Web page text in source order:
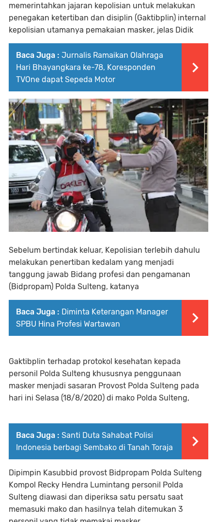
memerintahkan jajaran kepolisian untuk melakukan
penegakan ketertiban dan disiplin (Gaktibplin) internal
kepolisian utamanya pemakaian masker, jelas Didik
Baca Juga : Jurnalis Ramaikan Olahraga
Hari Bhayangkara ke-78, Koresponden
TVOne dapat Sepeda Motor
Sebelum bertindak keluar, Kepolisian terlebih dahulu
melakukan penertiban kedalam yang menjadi
tanggung jawab Bidang profesi dan pengamanan
(Bidpropam) Polda Sulteng, katanya
Baca Juga : Diminta Keterangan Manager
SPBU Hina Profesi Wartawan
Gaktibplin terhadap protokol kesehatan kepada
personil Polda Sulteng khususnya penggunaan
masker menjadi sasaran Provost Polda Sulteng pada
hari ini Selasa (18/8/2020) di mako Polda Sulteng,
Baca Juga : Santi Duta Sahabat Polisi
Indonesia berbagi Sembako di Tanah Toraja
Dipimpin Kasubbid provost Bidpropam Polda Sulteng
Kompol Recky Hendra Lumintang personil Polda
Sulteng diawasi dan diperiksa satu persatu saat
memasuki mako dan hasilnya telah ditemukan 3